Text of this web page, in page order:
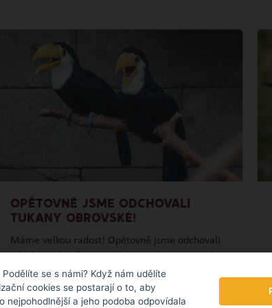
OPĚTOVNĚ JSME ODCHOVALI
TUKANY OBROVSKÉ!
Máme velkou radost! Opětovně jsme odchovali
mláďata tukanů obrovských, navázali jsme tak
na náš loňský prvoodchov. To se ještě na území
České republiky nikomu nepodařilo.
se s námi? Když nám udělíte
cookies se postarají o to, aby
nejpohodlnější a jeho podoba odpovídala